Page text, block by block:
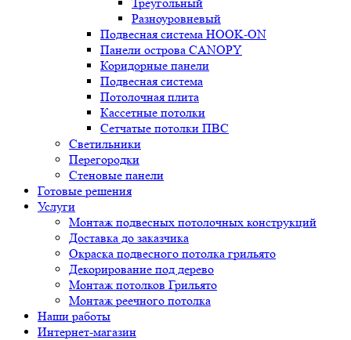
Разноуровневый
Подвесная система HOOK-ON
Панели острова CANOPY
Коридорные панели
Подвесная система
Потолочная плита
Кассетные потолки
Сетчатые потолки ПВС
Светильники
Перегородки
Стеновые панели
Готовые решения
Услуги
Монтаж подвесных потолочных конструкций
Доставка до заказчика
Окраска подвесного потолка грильято
Декорирование под дерево
Монтаж потолков Грильято
Монтаж реечного потолка
Наши работы
Интернет-магазин